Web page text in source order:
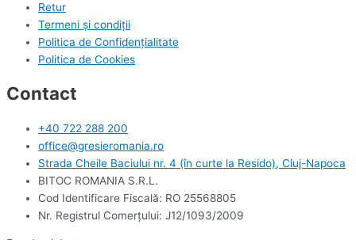
Retur
Termeni și condiții
Politica de Confidențialitate
Politica de Cookies
Contact
+40 722 288 200
office@gresieromania.ro
Strada Cheile Baciului nr. 4 (în curte la Resido), Cluj-Napoca
BITOC ROMANIA S.R.L.
Cod Identificare Fiscală: RO 25568805
Nr. Registrul Comerţului: J12/1093/2009